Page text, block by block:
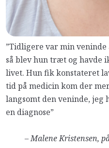
”Tidligere var min veninde
så blev hun træt og havde
livet. Hun fik konstateret
tid på medicin kom der
langsomt den veninde, jeg
en diagnose”
– Malene Kristensen,